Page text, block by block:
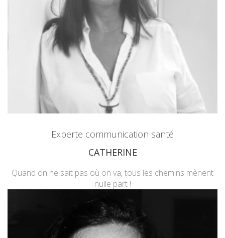
Experte communication santé
CATHERINE
Quand on ne sait pas où on va, tous les chemins mènent
nulle part !